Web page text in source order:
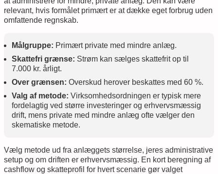
relevant, hvis formålet primært er at dække eget forbrug uden
omfattende regnskab.
Målgruppe: Primært private med mindre anlæg.
Skattefri grænse: Strøm kan sælges skattefrit op til
7.000 kr. årligt.
Over grænsen: Overskud herover beskattes med 60 %.
Valg af metode: Virksomhedsordningen er typisk mere
fordelagtig ved større investeringer og erhvervsmæssig
drift, mens private med mindre anlæg ofte vælger den
skematiske metode.
Vælg metode ud fra anlæggets størrelse, jeres administrative
setup og om driften er erhvervsmæssig. En kort beregning af
cashflow og skatteprofil for hvert scenarie gør valget